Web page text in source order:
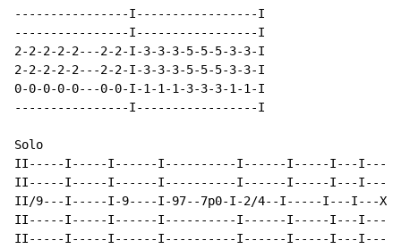
----------------I-----------------I
----------------I-----------------I
2-2-2-2-2---2-2-I-3-3-3-5-5-5-3-3-I
2-2-2-2-2---2-2-I-3-3-3-5-5-5-3-3-I
0-0-0-0-0---0-0-I-1-1-1-3-3-3-1-1-I
----------------I-----------------I
Solo
II-----I-----I------I----------I------I-----I---
II-----I-----I------I----------I------I-----I---
II/9---I-----I-9----I-97--7p0-I-2/4--I-----I---I---X-
II-----I-----I------I----------I------I-----I---I---
II-----I-----I------I----------I------I-----I---